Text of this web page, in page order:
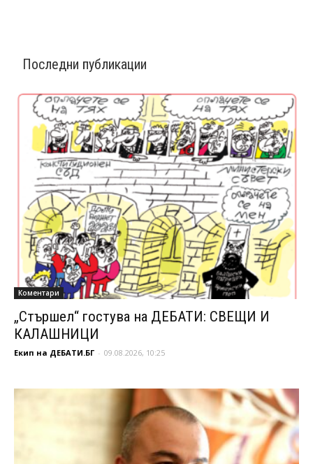
Последни публикации
Коментари
„Стършел“ гостува на ДЕБАТИ: СВЕЩИ И
КАЛАШНИЦИ
Екип на ДЕБАТИ.БГ - 09.08.2026, 10:25